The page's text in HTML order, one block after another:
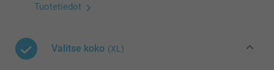
Tuotetiedot
Valitse koko (XL)